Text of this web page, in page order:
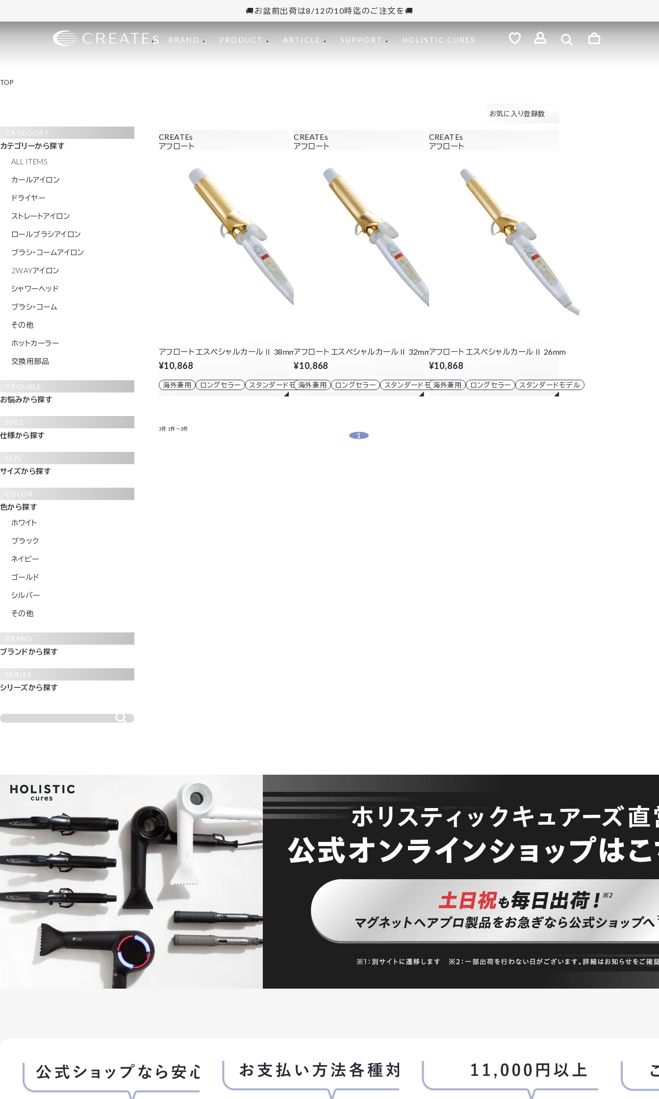
🚚お盆前出荷は8/12の10時迄のご注文を🚚
BRAND PRODUCT ARTICLE SUPPORT HOLISTIC CURES
TOP
CATEGORY
カテゴリーから探す
ALL ITEMS
カールアイロン
ドライヤー
ストレートアイロン
ロールブラシアイロン
ブラシ・コームアイロン
2WAYアイロン
シャワーヘッド
ブラシ・コーム
その他
ホットカーラー
交換用部品
TROUBLE
お悩みから探す
SPEC
仕様から探す
SIZE
サイズから探す
COLOR
色から探す
ホワイト
ブラック
ネイビー
ゴールド
シルバー
その他
BRAND
ブランドから探す
SERIES
シリーズから探す
お気に入り登録数
CREATEs
アフロート
アフロート エスペシャルカールⅡ 38mm
¥10,868
海外兼用 ロングセラー スタンダードモデル
CREATEs
アフロート
アフロート エスペシャルカールⅡ 32mm
¥10,868
海外兼用 ロングセラー スタンダードモデル
CREATEs
アフロート
アフロート エスペシャルカールⅡ 26mm
¥10,868
海外兼用 ロングセラー スタンダードモデル
3件 1件～3件
1